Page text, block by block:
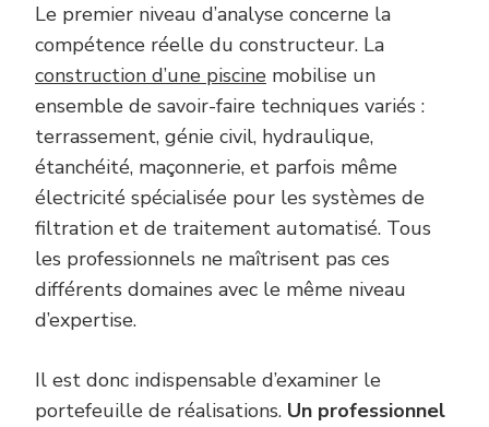
Le premier niveau d’analyse concerne la
compétence réelle du constructeur. La
construction d’une piscine mobilise un
ensemble de savoir-faire techniques variés :
terrassement, génie civil, hydraulique,
étanchéité, maçonnerie, et parfois même
électricité spécialisée pour les systèmes de
filtration et de traitement automatisé. Tous
les professionnels ne maîtrisent pas ces
différents domaines avec le même niveau
d’expertise.
Il est donc indispensable d’examiner le
portefeuille de réalisations. Un professionnel